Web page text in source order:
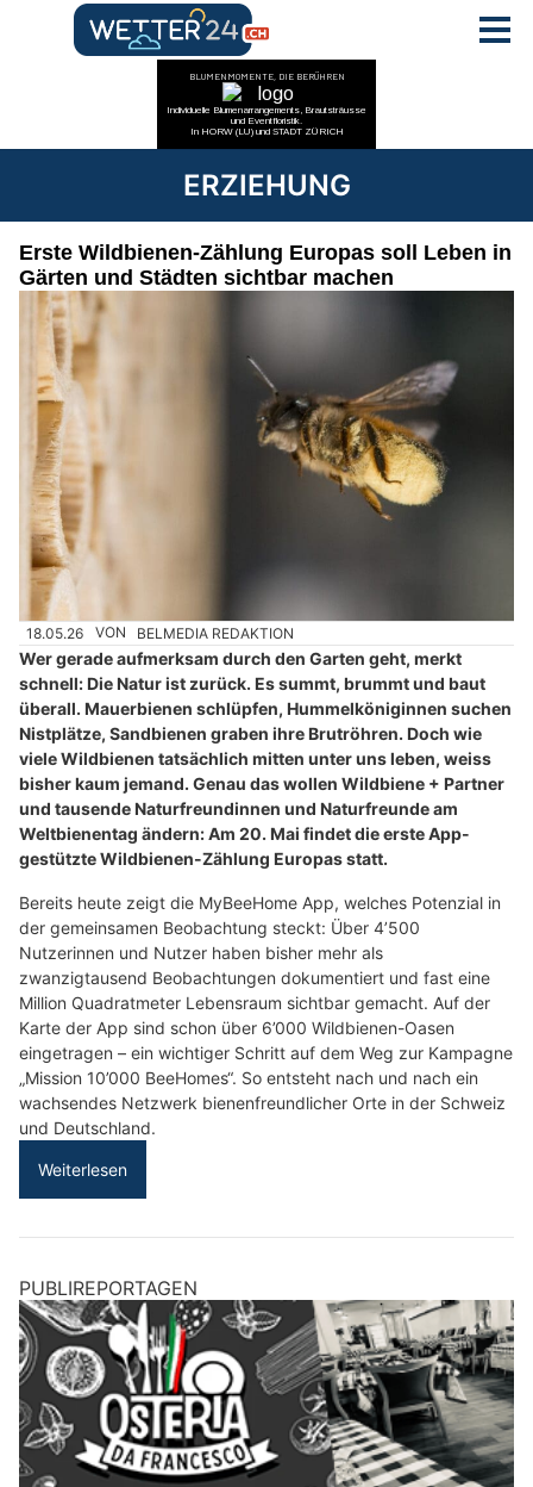
ERZIEHUNG
Erste Wildbienen-Zählung Europas soll Leben in
Gärten und Städten sichtbar machen
18.05.26 VON BELMEDIA REDAKTION
Wer gerade aufmerksam durch den Garten geht, merkt
schnell: Die Natur ist zurück. Es summt, brummt und baut
überall. Mauerbienen schlüpfen, Hummelköniginnen suchen
Nistplätze, Sandbienen graben ihre Brutröhren. Doch wie
viele Wildbienen tatsächlich mitten unter uns leben, weiss
bisher kaum jemand. Genau das wollen Wildbiene + Partner
und tausende Naturfreundinnen und Naturfreunde am
Weltbienentag ändern: Am 20. Mai findet die erste App-
gestützte Wildbienen-Zählung Europas statt.
Bereits heute zeigt die MyBeeHome App, welches Potenzial in
der gemeinsamen Beobachtung steckt: Über 4’500
Nutzerinnen und Nutzer haben bisher mehr als
zwanzigtausend Beobachtungen dokumentiert und fast eine
Million Quadratmeter Lebensraum sichtbar gemacht. Auf der
Karte der App sind schon über 6’000 Wildbienen-Oasen
eingetragen – ein wichtiger Schritt auf dem Weg zur Kampagne
„Mission 10’000 BeeHomes“. So entsteht nach und nach ein
wachsendes Netzwerk bienenfreundlicher Orte in der Schweiz
und Deutschland.
Weiterlesen
PUBLIREPORTAGEN